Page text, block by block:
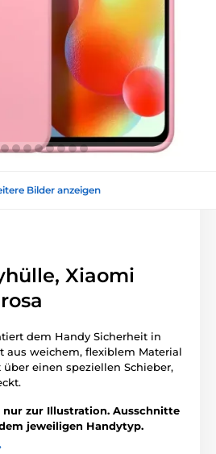
Bilder anzeigen
Xiaomi
dem Handy Sicherheit in
aus weichem, flexiblem Material
einen speziellen Schieber,
zur Illustration. Ausschnitte
jeweiligen Handytyp.